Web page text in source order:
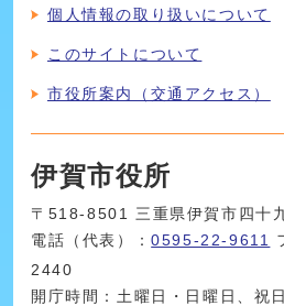
個人情報の取り扱いについて
このサイトについて
市役所案内（交通アクセス）
伊賀市役所
〒518-8501 三重県伊賀市四十
電話（代表）：0595-22-9611
2440
開庁時間：土曜日・日曜日、祝